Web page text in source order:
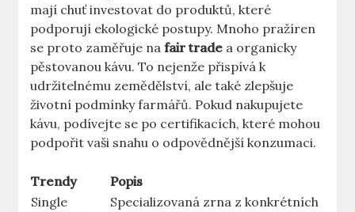
mají chuť investovat do produktů, které
podporují ekologické postupy. Mnoho pražíren
se proto zaměřuje nafair trade a organicky
pěstovanou kávu. To nejenže přispívá k
udržitelnému zemědělství, ale také zlepšuje
životní podmínky farmářů. Pokud nakupujete
kávu, podívejte se po certifikacích, které mohou
podpořit vaši snahu o odpovědnější konzumaci.
Trendy
Popis
Single
Specializovaná zrna z konkrétních